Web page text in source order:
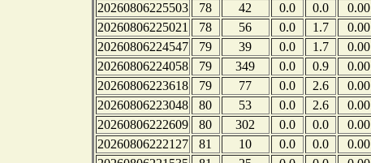
20260806225503
78 42 0.0 0.0 0.00
20260806225021
78 56 0.0 1.7 0.00
20260806224547
79 39 0.0 1.7 0.00
20260806224058
79 349 0.0 0.9 0.00
20260806223618
79 77 0.0 2.6 0.00
20260806223048
80 53 0.0 2.6 0.00
20260806222609
80 302 0.0 0.0 0.00
20260806222127
81 10 0.0 0.0 0.00